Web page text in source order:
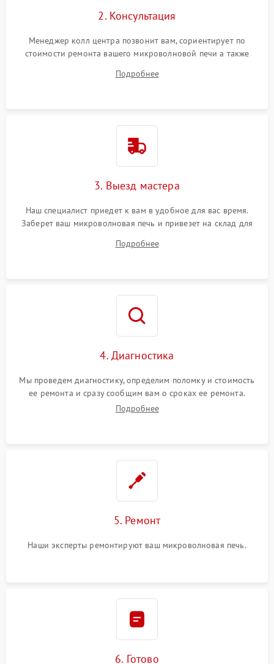
2. Консультация
Менеджер колл центра позвонит вам, сориентирует по
стоимости ремонта вашего микроволновой печи а также
Подробнее
3. Выезд мастера
Наш специалист приедет к вам в удобное для вас время.
Заберет ваш микроволновая печь и привезет на склад для
Подробнее
4. Диагностика
Мы проведем диагностику, определим поломку и стоимость
ее ремонта и сразу сообщим вам о сроках ее ремонта.
Подробнее
5. Ремонт
Наши эксперты ремонтируют ваш микроволновая печь.
6. Готово